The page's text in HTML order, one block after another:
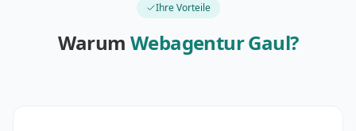
Ihre Vorteile
Warum Webagentur Gaul?